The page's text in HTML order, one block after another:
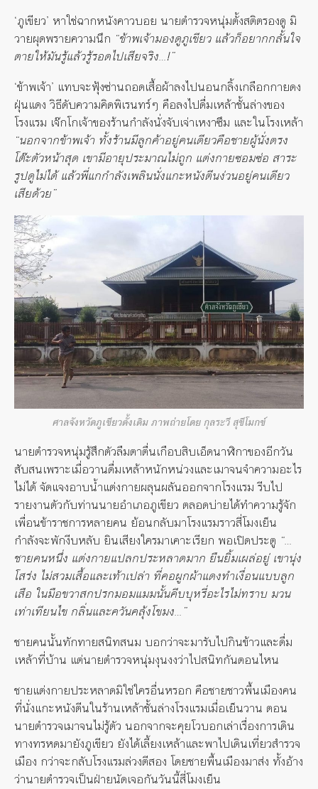
‘ภูเขียว’ หาใช่ฉากหนังคาวบอย นายตำรวจหนุ่มตั้งสติตรองดู มิ
วายผุดพรายความนึก “ข้าพเจ้ามองดูภูเขียว แล้วก็อยากกลั้นใจ
ตายให้มันรู้แล้วรู้รอดไปเสียจริง…!”
‘ข้าพเจ้า’ แทบจะฟุ้งซ่านถอดเสื้อผ้าลงไปนอนกลิ้งเกลือกกายดง
ฝุ่นแดง วิธีดับความคิดพิเรนทร์ๆ คือลงไปดื่มเหล้าชั้นล่างของ
โรงแรม เจ๊กโกเจ้าของร้านกำลังนั่งจับเจ่าเหงาซึม และในโรงเหล้า
“นอกจากข้าพเจ้า ทั้งร้านมีลูกค้าอยู่คนเดียวคือชายผู้นั่งตรง
โต๊ะตัวหน้าสุด เขามีอายุประมาณไม่ถูก แต่งกายซอมซ่อ สาระ
รูปดูไม่ได้ แล้วพี่แกกำลังเพลินนั่งแกะหนังตีนง่วนอยู่คนเดียว
เสียด้วย”
ศาลจังหวัดภูเขียวดั้งเดิม ภาพถ่ายโดย กุลระวี สุขีโมกข์
นายตำรวจหนุ่มรู้สึกตัวลืมตาตื่นเกือบสิบเอ็ดนาฬิกาของอีกวัน
สับสนเพราะเมื่อวานดื่มเหล้าหนักหน่วงและเมาจนจำความอะไร
ไม่ได้ จัดแจงอาบน้ำแต่งกายผลุนผลันออกจากโรงแรม รีบไป
รายงานตัวกับท่านนายอำเภอภูเขียว ตลอดบ่ายได้ทำความรู้จัก
เพื่อนข้าราชการหลายคน ย้อนกลับมาโรงแรมราวสี่โมงเย็น
กำลังจะพักงีบหลับ ยินเสียงใครมาเคาะเรียก พอเปิดประตู “…
ชายคนหนึ่ง แต่งกายแปลกประหลาดมาก ยืนยิ้มเผล่อยู่ เขานุ่ง
โสร่ง ไม่สวมเสื้อและเท้าเปล่า ที่คอผูกผ้าแดงทำเงื่อนแบบลูก
เสือ ในมือขวาสกปรกมอมแมมนั้นคีบบุหรี่อะไรไม่ทราบ มวน
เท่าเทียนไข กลิ่นและควันคลุ้งโขมง…”
ชายคนนั้นทักทายสนิทสนม บอกว่าจะมารับไปกินข้าวและดื่ม
เหล้าที่บ้าน แต่นายตำรวจหนุ่มงุนงงว่าไปสนิทกันตอนไหน
ชายแต่งกายประหลาดมิใช่ใครอื่นหรอก คือชายชาวพื้นเมืองคน
ที่นั่งแกะหนังตีนในร้านเหล้าชั้นล่างโรงแรมเมื่อเย็นวาน ตอน
นายตำรวจเมาจนไม่รู้ตัว นอกจากจะคุยโวบอกเล่าเรื่องการเดิน
ทางทรหดมายังภูเขียว ยังได้เลี้ยงเหล้าและพาไปเดินเที่ยวสำรวจ
เมือง กว่าจะกลับโรงแรมล่วงตีสอง โดยชายพื้นเมืองมาส่ง ทั้งอ้าง
ว่านายตำรวจเป็นฝ่ายนัดเจอกันวันนี้สี่โมงเย็น